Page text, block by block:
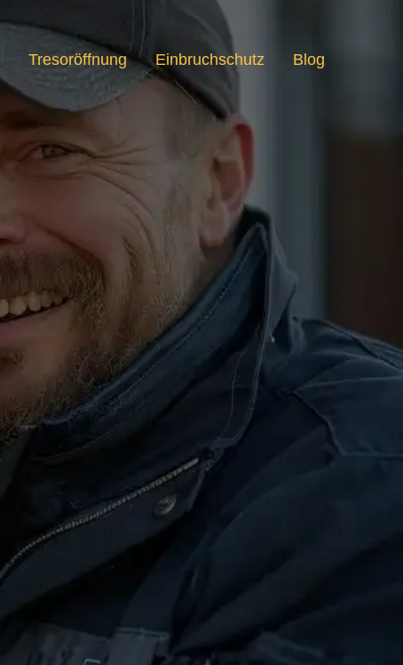
Tresoröffnung Einbruchschutz Blog